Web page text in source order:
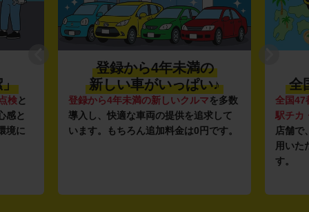
」
検と
感と
境に
登録から4年未満の
新しい車がいっぱい♪
登録から4年未満の新しいクルマを多数
導入し、快適な車両の提供を追求して
います。もちろん追加料金は0円です。
全
全国47
駅チカ
店舗で
用いた
す。